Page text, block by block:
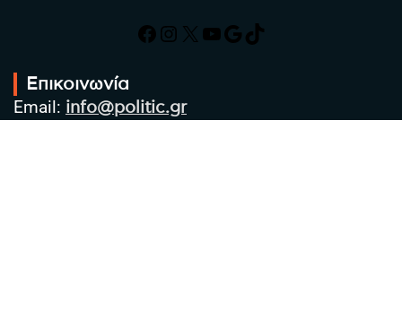
Facebook
Instagram
X YouTube
Google
TikTok
Επικοινωνία
Email: info@politic.gr